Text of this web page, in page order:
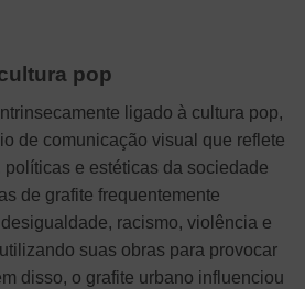
pop
ligado à cultura pop,
de comunicação visual que reflete
e estéticas da sociedade
de grafite frequentemente
racismo, violência e
suas obras para provocar
disso, o grafite urbano influenciou